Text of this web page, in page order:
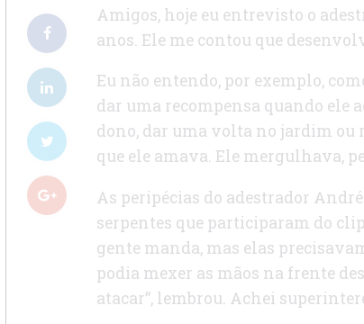
Amigos, hoje eu entrevisto o
anos. Ele me contou que
Eu não entendo, por exemplo,
dar uma recompensa quando ele
dono, dar uma volta no jardim ou
que ele amava. Ele mergulhava,
As peripécias do adestrador
serpentes que participaram do
gente manda, mas elas
podia mexer as mãos na frente
atacar”, lembrou. Achei